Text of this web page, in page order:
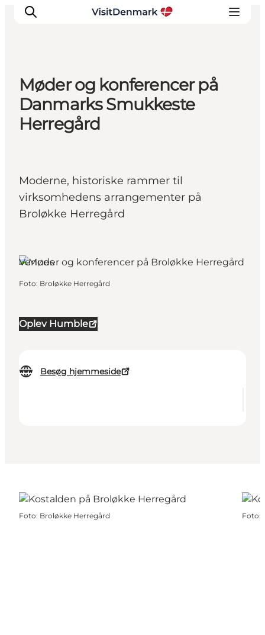
Inspiration
Destinationer
Oplevelser
Møder og konferencer på
Danmarks Smukkeste
Herregård
Moderne, historiske rammer til
virksomhedens arrangementer på
Broløkke Herregård
Oplev Humble
Besøg hjemmeside
Venues
Foto: Broløkke Herregård
Foto: Broløkke Herregård Foto: